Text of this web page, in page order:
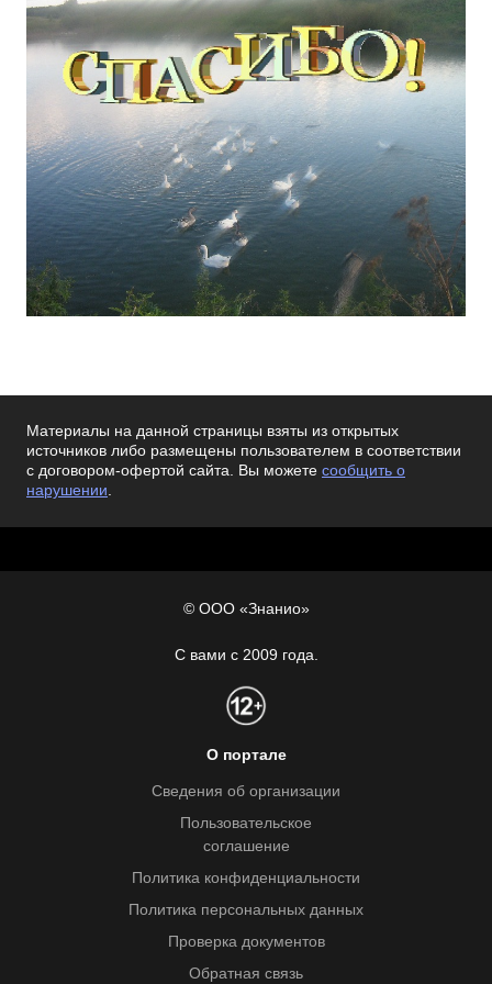
Материалы на данной страницы взяты из открытых
источников либо размещены пользователем в соответствии
с договором-офертой сайта. Вы можете сообщить о
нарушении.
© ООО «Знанио»
С вами с 2009 года.
О портале
Сведения об организации
Пользовательское
соглашение
Политика конфиденциальности
Политика персональных данных
Проверка документов
Обратная связь